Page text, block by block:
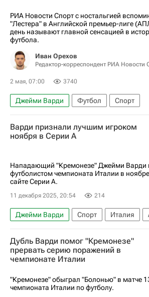
РИА Новости Спорт с ностальгией
"Лестера" в Английской премьер-лиге
день называют главной сенсацией в
футбола.
Иван Орехов
Редактор-корреспондент РИА Новости
2 мая, 07:00 3740
Джейми Варди Футбол
Спорт
Спорт — видео
Авторы РИА Новости
Материалы РИА Спорт
АПЛ 2026-2027 (Чемпионат Англии по
Лестер Сити
Клаудио Раньери
Каспер Шмейхель
Роберт Хут
Н'Голо Канте
Рияд Марез
Варди признали лучшим игроком
ноября в Серии A
Нападающий "Кремонезе" Джейми Варди
футболистом чемпионата Италии в
сайте Серии А.
11 декабря 2025, 20:54 214
Джейми Варди Спорт Италия
Футбол
Майк Меньян
Лаутаро
Милан
Лестер Сити
Дубль Варди помог "Кремонезе"
прервать серию поражений в
чемпионате Италии
"Кремонезе" обыграл "Болонью" в матче
чемпионата Италии по футболу.